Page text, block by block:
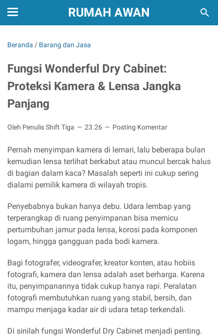
RUMAH AWAN
Beranda / Barang dan Jasa
Fungsi Wonderful Dry Cabinet:
Proteksi Kamera & Lensa Jangka
Panjang
Oleh Penulis Shift Tiga 23.26 Posting Komentar
Pernah menyimpan kamera di lemari, lalu beberapa bulan
kemudian lensa terlihat berkabut atau muncul bercak halus
di bagian dalam kaca? Masalah seperti ini cukup sering
dialami pemilik kamera di wilayah tropis.
Penyebabnya bukan hanya debu. Udara lembap yang
terperangkap di ruang penyimpanan bisa memicu
pertumbuhan jamur pada lensa, korosi pada komponen
logam, hingga gangguan pada bodi kamera.
Bagi fotografer, videografer, kreator konten, atau hobiis
fotografi, kamera dan lensa adalah aset berharga. Karena
itu, penyimpanannya tidak cukup hanya rapi. Peralatan
fotografi membutuhkan ruang yang stabil, bersih, dan
mampu menjaga kadar air di udara tetap terkendali.
Di sinilah fungsi Wonderful Dry Cabinet menjadi penting.